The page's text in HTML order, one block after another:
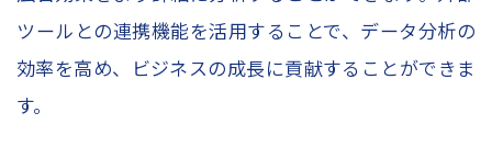
ツールとの連携機能を活用することで、データ分析の
効率を高め、ビジネスの成長に貢献することができま
す。